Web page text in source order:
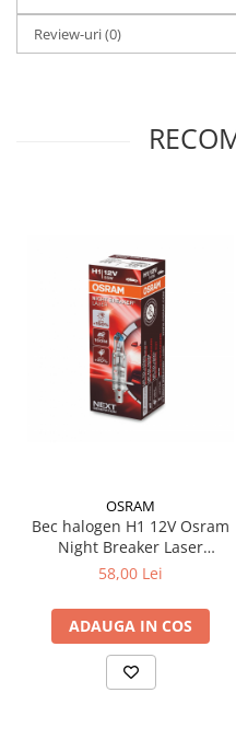
Tehnologie avansată:
avansate pentru a oferi o
care îmbunătățește
Review-uri(0)
OSRAM
Bec halogen H1 12V Osram
Night Breaker Laser
NextGen +150%
58,00 Lei
ADAUGA IN COS